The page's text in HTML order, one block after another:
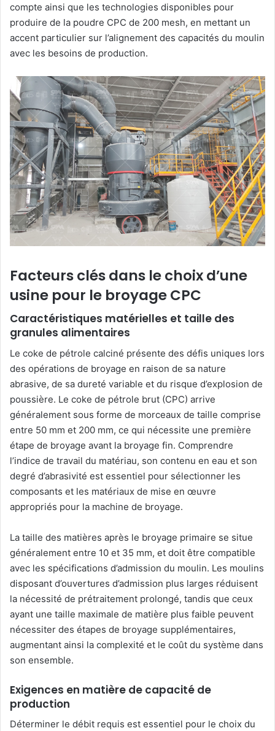
compte ainsi que les technologies disponibles pour
produire de la poudre CPC de 200 mesh, en mettant un
accent particulier sur l’alignement des capacités du moulin
avec les besoins de production.
Facteurs clés dans le choix d’une
usine pour le broyage CPC
Caractéristiques matérielles et taille des
granules alimentaires
Le coke de pétrole calciné présente des défis uniques lors
des opérations de broyage en raison de sa nature
abrasive, de sa dureté variable et du risque d’explosion de
poussière. Le coke de pétrole brut (CPC) arrive
généralement sous forme de morceaux de taille comprise
entre 50 mm et 200 mm, ce qui nécessite une première
étape de broyage avant la broyage fin. Comprendre
l’indice de travail du matériau, son contenu en eau et son
degré d’abrasivité est essentiel pour sélectionner les
composants et les matériaux de mise en œuvre
appropriés pour la machine de broyage.
La taille des matières après le broyage primaire se situe
généralement entre 10 et 35 mm, et doit être compatible
avec les spécifications d’admission du moulin. Les moulins
disposant d’ouvertures d’admission plus larges réduisent
la nécessité de prétraitement prolongé, tandis que ceux
ayant une taille maximale de matière plus faible peuvent
nécessiter des étapes de broyage supplémentaires,
augmentant ainsi la complexité et le coût du système dans
son ensemble.
Exigences en matière de capacité de
production
Déterminer le débit requis est essentiel pour le choix du